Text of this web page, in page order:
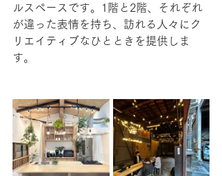
ルスペースです。1階と2階、それぞれ
が違った表情を持ち、訪れる人々にク
リエイティブなひとときを提供しま
す。